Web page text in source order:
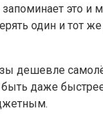
это и
один и тот
дешевле
даже